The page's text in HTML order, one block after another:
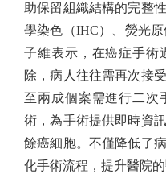
助保留組織結構的完整
學染色（IHC）、熒光
子維表示，在癌症手術
除，病人往往需再次接
至兩成個案需進行二次
術，為手術提供即時資
餘癌細胞。不僅降低了
化手術流程，提升醫院的